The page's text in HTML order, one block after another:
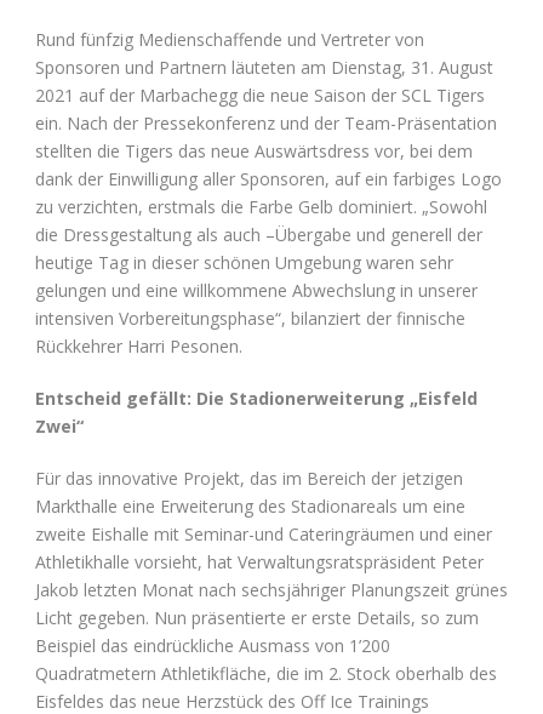
Rund fünfzig Medienschaffende und Vertreter von
Sponsoren und Partnern läuteten am Dienstag, 31. August
2021 auf der Marbachegg die neue Saison der SCL Tigers
ein. Nach der Pressekonferenz und der Team-Präsentation
stellten die Tigers das neue Auswärtsdress vor, bei dem
dank der Einwilligung aller Sponsoren, auf ein farbiges Logo
zu verzichten, erstmals die Farbe Gelb dominiert. „Sowohl
die Dressgestaltung als auch –Übergabe und generell der
heutige Tag in dieser schönen Umgebung waren sehr
gelungen und eine willkommene Abwechslung in unserer
intensiven Vorbereitungsphase“, bilanziert der finnische
Rückkehrer Harri Pesonen.
Entscheid gefällt: Die Stadionerweiterung „Eisfeld
Zwei“
Für das innovative Projekt, das im Bereich der jetzigen
Markthalle eine Erweiterung des Stadionareals um eine
zweite Eishalle mit Seminar-und Cateringräumen und einer
Athletikhalle vorsieht, hat Verwaltungsratspräsident Peter
Jakob letzten Monat nach sechsjähriger Planungszeit grünes
Licht gegeben. Nun präsentierte er erste Details, so zum
Beispiel das eindrückliche Ausmass von 1’200
Quadratmetern Athletikfläche, die im 2. Stock oberhalb des
Eisfeldes das neue Herzstück des Off Ice Trainings